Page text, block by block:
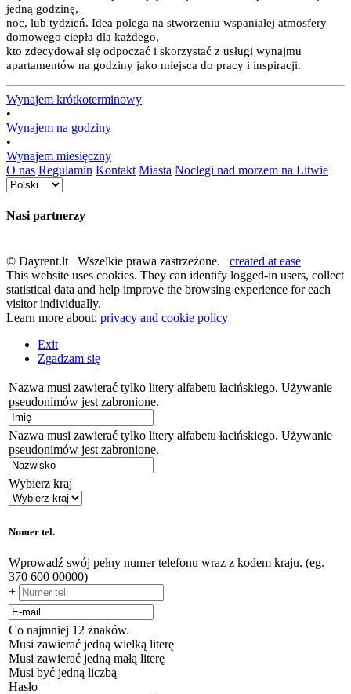
jedną godzinę,
noc, lub tydzień. Idea polega na stworzeniu wspaniałej atmosfery
domowego ciepła dla każdego,
kto zdecydował się odpocząć i skorzystać z usługi wynajmu
apartamentów na godziny jako miejsca do pracy i inspiracji.
Wynajem krótkoterminowy
•
Wynajem na godziny
•
Wynajem miesięczny
O nas Regulamin Kontakt Miasta Noclegi nad morzem na Litwie
Nasi partnerzy
© Dayrent.lt Wszelkie prawa zastrzeżone. created at ease
This website uses cookies. They can identify logged-in users, collect
statistical data and help improve the browsing experience for each
visitor individually.
Learn more about: privacy and cookie policy
Exit
Zgadzam się
Nazwa musi zawierać tylko litery alfabetu łacińskiego. Używanie
pseudonimów jest zabronione.
Nazwa musi zawierać tylko litery alfabetu łacińskiego. Używanie
pseudonimów jest zabronione.
Wybierz kraj
Numer tel.
Wprowadź swój pełny numer telefonu wraz z kodem kraju. (eg.
370 600 00000)
+
Co najmniej 12 znaków.
Musi zawierać jedną wielką literę
Musi zawierać jedną małą literę
Musi być jedną liczbą
Hasło